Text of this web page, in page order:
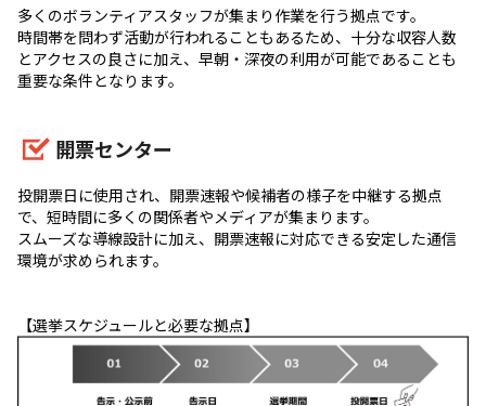
多くのボランティアスタッフが集まり作業を行う拠点です。
時間帯を問わず活動が行われることもあるため、十分な収容人数
とアクセスの良さに加え、早朝・深夜の利用が可能であることも
重要な条件となります。
開票センター
投開票日に使用され、開票速報や候補者の様子を中継する拠点
で、短時間に多くの関係者やメディアが集まります。
スムーズな導線設計に加え、開票速報に対応できる安定した通信
環境が求められます。
【選挙スケジュールと必要な拠点】